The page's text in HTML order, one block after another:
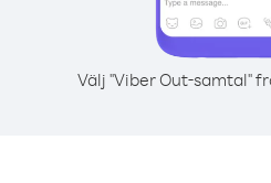
Välj "Viber Out-samtal"